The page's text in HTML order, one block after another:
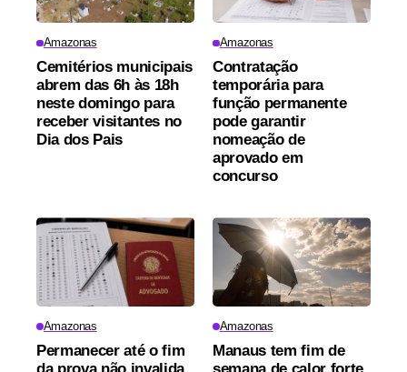
Amazonas
Cemitérios municipais
abrem das 6h às 18h
neste domingo para
receber visitantes no
Dia dos Pais
Amazonas
Contratação
temporária para
função permanente
pode garantir
nomeação de
aprovado em
concurso
Amazonas
Permanecer até o fim
Amazonas
Manaus tem fim de